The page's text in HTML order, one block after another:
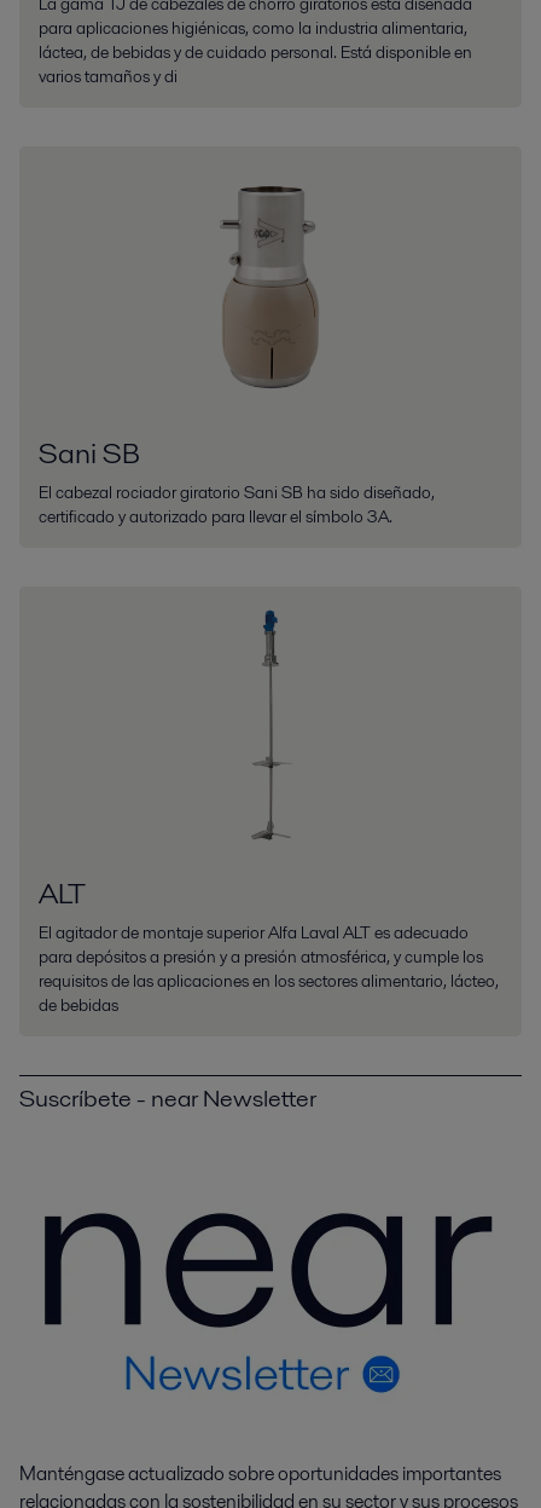
para aplicaciones higiénicas, como la industria alimentaria,
láctea, de bebidas y de cuidado personal. Está disponible en
varios tamaños y di
Sani SB
El cabezal rociador giratorio Sani SB ha sido diseñado,
certificado y autorizado para llevar el símbolo 3A.
ALT
El agitador de montaje superior Alfa Laval ALT es adecuado
para depósitos a presión y a presión atmosférica, y cumple los
requisitos de las aplicaciones en los sectores alimentario, lácteo,
de bebidas
Suscríbete - near Newsletter
Manténgase actualizado sobre oportunidades importantes
relacionadas con la sostenibilidad en su sector y sus procesos